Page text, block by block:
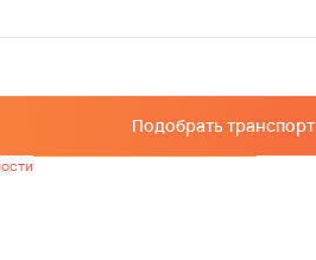
Подобрать транспорт